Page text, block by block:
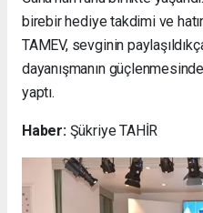
birebir hediye takdimi ve
TAMEV, sevginin
dayanışmanın
yaptı.
Haber:Şükriye TAHİR